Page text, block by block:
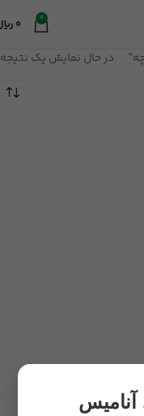
0
0
در حال نمایش یک نتیجه